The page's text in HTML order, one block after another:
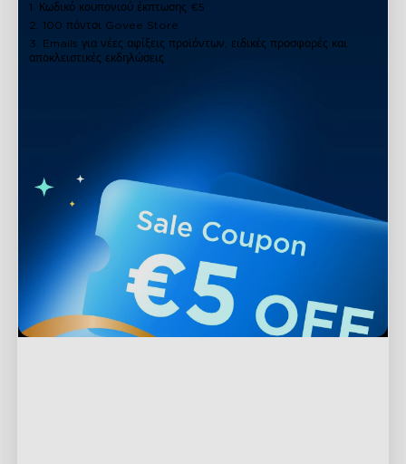
1. Κωδικό κουπονιού έκπτωσης €5
2. 100 πόντοι Govee Store
3. Emails για νέες αφίξεις προϊόντων, ειδικές προσφορές και
αποκλειστικές εκδηλώσεις